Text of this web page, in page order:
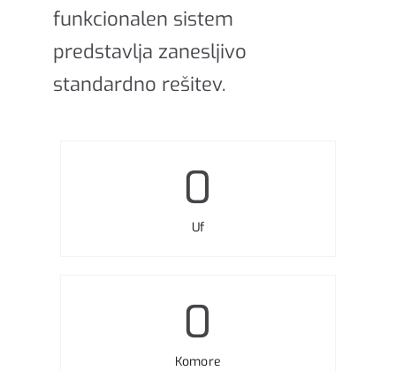
funkcionalen sistem
predstavlja zanesljivo
standardno rešitev.
0
Uf
0
Komore